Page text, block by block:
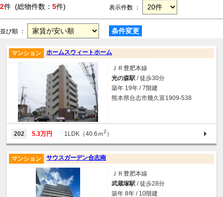
2件 (総物件数： 5件) 表示件数 ：
並び順 ： 条件変更
ホームスウィートホーム
マンション
ＪＲ豊肥本線
光の森駅 / 徒歩30分
築年 19年 / 7階建
熊本県合志市幾久富1909-538
202 5.3万円 1LDK（40.6ｍ2 ）
サウスガーデン合志南
マンション
ＪＲ豊肥本線
武蔵塚駅 / 徒歩28分
築年 8年 / 10階建